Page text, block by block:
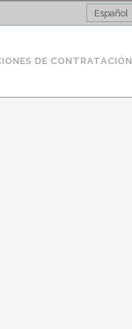
Español
DE CONTRATACIÓN